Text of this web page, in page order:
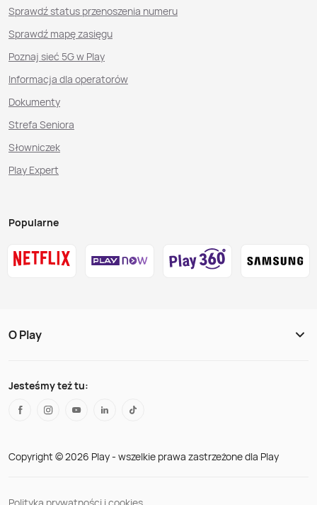
Sprawdź status przenoszenia numeru
Sprawdź mapę zasięgu
Poznaj sieć 5G w Play
Informacja dla operatorów
Dokumenty
Strefa Seniora
Słowniczek
Play Expert
Popularne
O Play
Jesteśmy też tu:
Copyright © 2026 Play - wszelkie prawa zastrzeżone dla Play